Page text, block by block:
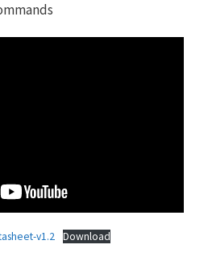
v1.2 Download